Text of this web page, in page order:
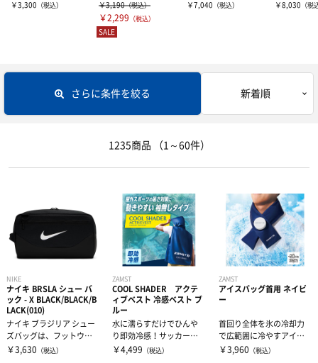
その他サプリメント
その他テーピンググッズ
ハーフパンツ
スウェット
ウィンドブレーカー・ピステ
コート
レディース＆ジュニア
タオル
リストバンド・ヘアバンド
その他
ウエイトトレーニング
有酸素トレーニング
エクササイズマット
ケア・コンディション
￥3,300 （税込） ￥3,190（税込）
￥2,299 （税込）
SALE
￥7,040 （税込）
￥8,030
（税
1235商品 （1～60件）
さらに条件を絞る 新着順
NIKE
ナイキ BRSLA シュー バ
ック - X BLACK/BLACK/B
LACK(010)
ナイキ ブラジリア シュー
ズバッグは、フットウェ
アを他のギアと分けて収
￥3,630 （税込）
ZAMST
COOL SHADER アクテ
ィブベスト 冷感ベスト ブ
ルー
水に濡らすだけでひんや
り即効冷感！サッカーな
どのスポーツ中の暑さ対
￥4,499 （税込）
ZAMST
アイスバッグ首用 ネイビ
ー
首回り全体を氷の冷却力
で広範囲に冷やすアイス
バッグです。❚未着用時と
￥3,960 （税込）